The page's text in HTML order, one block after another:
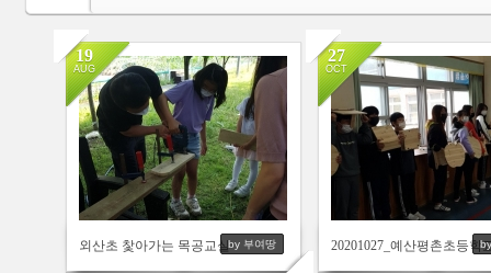
외산초 찿아가는 목공교실
19
AUG
by 부여땅 20201027_예산평촌초등학
27
OCT
2490